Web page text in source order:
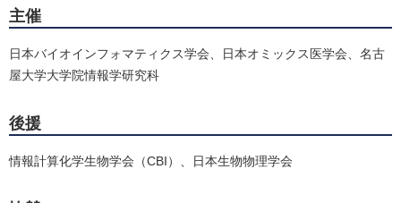
主催
日本バイオインフォマティクス学会、日本オミックス医学会、名古
屋大学大学院情報学研究科
後援
情報計算化学生物学会（CBI）、日本生物物理学会